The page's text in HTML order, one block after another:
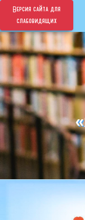
Версия сайта для
слабовидящих